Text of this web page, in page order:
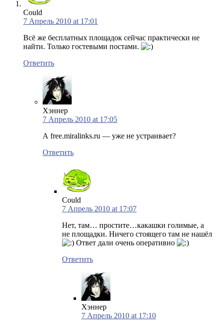
Could
7 Апрель 2010 at 17:01
Всё же бесплатных площадок сейчас практически не
найти. Только гостевыми постами.
Ответить
Хэннер
7 Апрель 2010 at 17:05
А free.miralinks.ru — уже не устраивает?
Ответить
Could
7 Апрель 2010 at 17:07
Нет, там… простите…какашки голимые, а
не площадки. Ничего стоящего там не нашёл
Ответ дали очень оперативно
Ответить
Хэннер
7 Апрель 2010 at 17:10